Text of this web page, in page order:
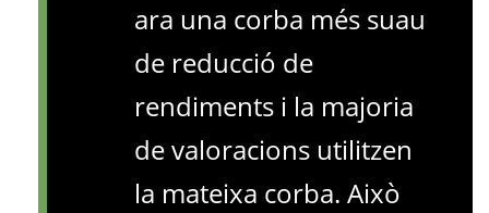
ara una corba més suau
de reducció de
rendiments i la majoria
de valoracions utilitzen
la mateixa corba. Això